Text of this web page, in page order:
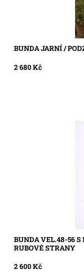
BUNDA JARNÍ /
2 680 Kč
BUNDA VEL.48-56 S
RUBOVÉ STRANY
2 600 Kč